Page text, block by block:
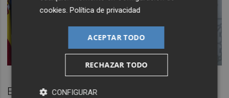
El artículo dice, textualmente: "Si durante
cookies .Política de privacidad
ACEPTAR TODO
RECHAZAR TODO
CONFIGURAR